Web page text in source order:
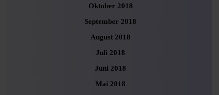
Oktober 2018
September 2018
August 2018
Juli 2018
Juni 2018
Mai 2018